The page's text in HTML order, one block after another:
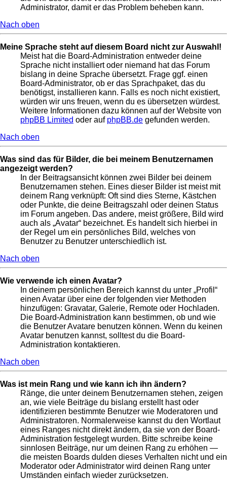
Administrator, damit er das Problem beheben kann.
Nach oben
Meine Sprache steht auf diesem Board nicht zur Auswahl!
Meist hat die Board-Administration entweder deine
Sprache nicht installiert oder niemand hat das Forum
bislang in deine Sprache übersetzt. Frage ggf. einen
Board-Administrator, ob er das Sprachpaket, das du
benötigst, installieren kann. Falls es noch nicht existiert,
würden wir uns freuen, wenn du es übersetzen würdest.
Weitere Informationen dazu können auf der Website von
phpBB Limited oder auf phpBB.de gefunden werden.
Nach oben
Was sind das für Bilder, die bei meinem Benutzernamen
angezeigt werden?
In der Beitragsansicht können zwei Bilder bei deinem
Benutzernamen stehen. Eines dieser Bilder ist meist mit
deinem Rang verknüpft: Oft sind dies Sterne, Kästchen
oder Punkte, die deine Beitragszahl oder deinen Status
im Forum angeben. Das andere, meist größere, Bild wird
auch als „Avatar“ bezeichnet. Es handelt sich hierbei in
der Regel um ein persönliches Bild, welches von
Benutzer zu Benutzer unterschiedlich ist.
Nach oben
Wie verwende ich einen Avatar?
In deinem persönlichen Bereich kannst du unter „Profil“
einen Avatar über eine der folgenden vier Methoden
hinzufügen: Gravatar, Galerie, Remote oder Hochladen.
Die Board-Administration kann bestimmen, ob und wie
die Benutzer Avatare benutzen können. Wenn du keinen
Avatar benutzen kannst, solltest du die Board-
Administration kontaktieren.
Nach oben
Was ist mein Rang und wie kann ich ihn ändern?
Ränge, die unter deinem Benutzernamen stehen, zeigen
an, wie viele Beiträge du bislang erstellt hast oder
identifizieren bestimmte Benutzer wie Moderatoren und
Administratoren. Normalerweise kannst du den Wortlaut
eines Ranges nicht direkt ändern, da sie von der Board-
Administration festgelegt wurden. Bitte schreibe keine
sinnlosen Beiträge, nur um deinen Rang zu erhöhen —
die meisten Boards dulden dieses Verhalten nicht und ein
Moderator oder Administrator wird deinen Rang unter
Umständen einfach wieder zurücksetzen.